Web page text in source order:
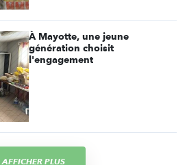
À Mayotte, une jeune
génération choisit
l'engagement
AFFICHER PLUS